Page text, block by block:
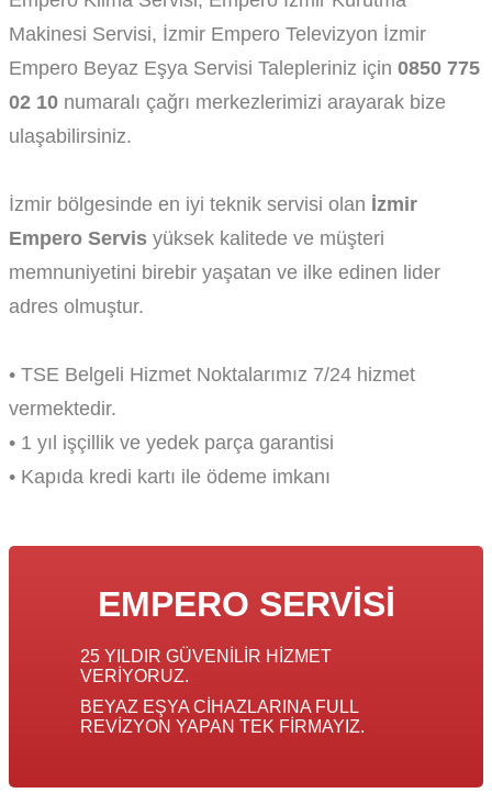
Makinesi Servisi, İzmir Empero Televizyon İzmir
Empero Beyaz Eşya Servisi Talepleriniz için 0850 775
02 10 numaralı çağrı merkezlerimizi arayarak bize
ulaşabilirsiniz.
İzmir bölgesinde en iyi teknik servisi olan İzmir
Empero Servis yüksek kalitede ve müşteri
memnuniyetini birebir yaşatan ve ilke edinen lider
adres olmuştur.
• TSE Belgeli Hizmet Noktalarımız 7/24 hizmet
vermektedir.
• 1 yıl işçillik ve yedek parça garantisi
• Kapıda kredi kartı ile ödeme imkanı
EMPERO SERVISI
25 YILDIR GÜVENILIR HIZMET
VERIYORUZ.
BEYAZ EŞYA CIHAZLARINA FULL
REVIZYON YAPAN TEK FIRMAYIZ.